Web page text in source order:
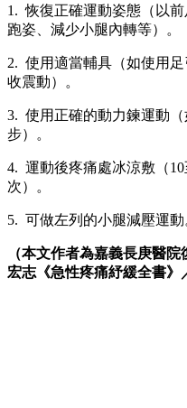
1. 恢復正確運動姿態（以
跑姿、減少小腿內轉等）。
2. 使用適當輔具（如使用
收震動）。
3. 使用正確的動力鍊運動
步）。
4. 運動後疼痛處冰涼敷（
次）。
5. 可做左列的小腿減壓運動
（本文作者為嘉義長庚醫院
宏志《急性疼痛紓緩全書》